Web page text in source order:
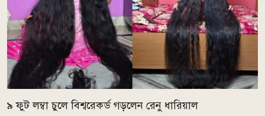
৯ ফুট লম্বা চুলে বিশ্বরেকর্ড গড়লেন রেনু ধারিয়াল